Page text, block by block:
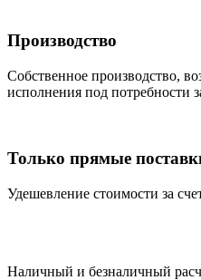
Производство
Собственное производство,
исполнения под потребности
Только прямые
Удешевление стоимости за
Наличный и безналичный